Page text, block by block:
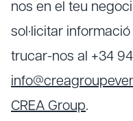
nos en el teu
sol·licitar
trucar-nos al +34
CREA Group.